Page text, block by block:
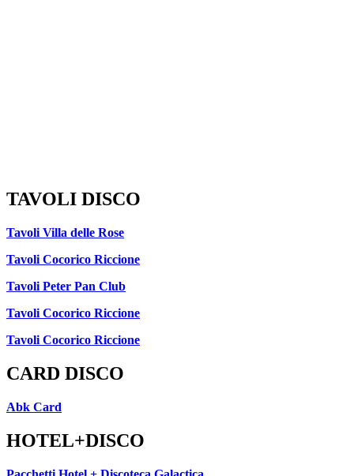
TAVOLI DISCO
Tavoli Villa delle Rose
Tavoli Cocorico Riccione
Tavoli Peter Pan Club
Tavoli Cocorico Riccione
Tavoli Cocorico Riccione
CARD DISCO
Abk Card
HOTEL+DISCO